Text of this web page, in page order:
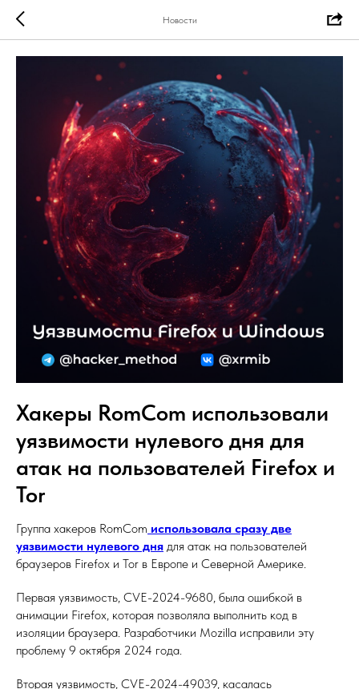
Новости
Хакеры RomCom использовали
уязвимости нулевого дня для
атак на пользователей Firefox и
Tor
Группа хакеров RomCom использовала сразу две
уязвимости нулевого дня для атак на пользователей
браузеров Firefox и Tor в Европе и Северной Америке.
Первая уязвимость, CVE-2024-9680, была ошибкой в
анимации Firefox, которая позволяла выполнить код в
изоляции браузера. Разработчики Mozilla исправили эту
проблему 9 октября 2024 года.
Вторая уязвимость, CVE-2024-49039, касалась